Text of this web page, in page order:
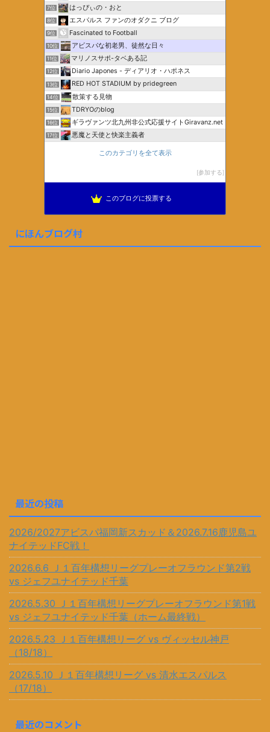
7位 はっぴぃの・おと
8位 エスパルス ファンのオダクニ ブログ
9位 Fascinated to Football
10位 アビスパな初老男、徒然な日々
11位 マリノスサポ-タベある記
12位 Diario Japones - ディアリオ・ハポネス
13位 RED HOT STADIUM by pridegreen
14位 散策する見物
15位 TDRYOのblog
16位 ギラヴァンツ北九州非公式応援サイトGiravanz.net
17位 悪魔と天使と快楽主義者
このカテゴリを全て表示
参加する
このブログに投票する
にほんブログ村
最近の投稿
2026/2027アビスパ福岡新スカッド＆2026.7.16鹿児島ユ
ナイテッドFC戦！
2026.6.6 Ｊ１百年構想リーグプレーオフラウンド第2戦
vs ジェフユナイテッド千葉
2026.5.30 Ｊ１百年構想リーグプレーオフラウンド第1戦
vs ジェフユナイテッド千葉（ホーム最終戦）
2026.5.23 Ｊ１百年構想リーグ vs ヴィッセル神戸
（18/18）
2026.5.10 Ｊ１百年構想リーグ vs 清水エスパルス
（17/18）
最近のコメント